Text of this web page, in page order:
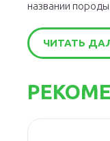
названии
ЧИТАТЬ